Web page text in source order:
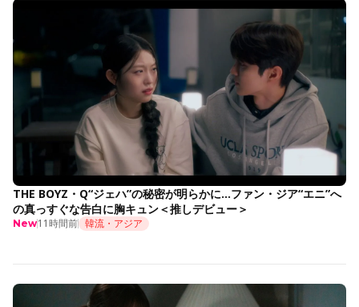
THE BOYZ・Q“ジェハ”の秘密が明らかに…ファン・ジア“エニ”へ
の真っすぐな告白に胸キュン＜推しデビュー＞
New11時間前 韓流・アジア